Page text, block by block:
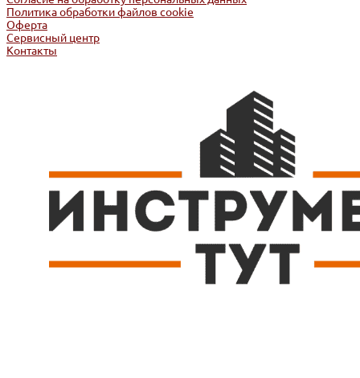
Политика обработки файлов cookie
Оферта
Сервисный центр
Контакты